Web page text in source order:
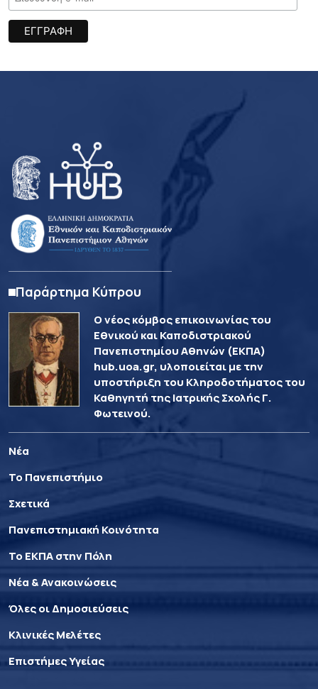
Παράρτημα Κύπρου
Ο νέος κόμβος επικοινωνίας του
Εθνικού και Καποδιστριακού
Πανεπιστημίου Αθηνών (ΕΚΠΑ)
hub.uoa.gr, υλοποιείται με την
υποστήριξη του Κληροδοτήματος του
Καθηγητή της Ιατρικής Σχολής Γ.
Φωτεινού.
Νέα
Το Πανεπιστήμιο
Σχετικά
Πανεπιστημιακή Κοινότητα
Το ΕΚΠΑ στην Πόλη
Νέα & Ανακοινώσεις
Όλες οι Δημοσιεύσεις
Κλινικές Μελέτες
Επιστήμες Υγείας